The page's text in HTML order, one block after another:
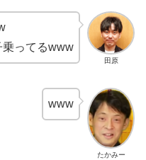
田原
乗ってるwww
たかみー
www